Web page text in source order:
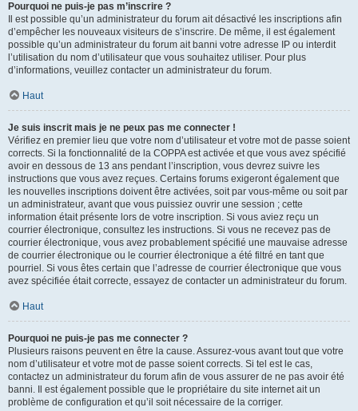
Pourquoi ne puis-je pas m’inscrire ?
Il est possible qu’un administrateur du forum ait désactivé les inscriptions afin
d’empêcher les nouveaux visiteurs de s’inscrire. De même, il est également
possible qu’un administrateur du forum ait banni votre adresse IP ou interdit
l’utilisation du nom d’utilisateur que vous souhaitez utiliser. Pour plus
d’informations, veuillez contacter un administrateur du forum.
Haut
Je suis inscrit mais je ne peux pas me connecter !
Vérifiez en premier lieu que votre nom d’utilisateur et votre mot de passe soient
corrects. Si la fonctionnalité de la COPPA est activée et que vous avez spécifié
avoir en dessous de 13 ans pendant l’inscription, vous devrez suivre les
instructions que vous avez reçues. Certains forums exigeront également que
les nouvelles inscriptions doivent être activées, soit par vous-même ou soit par
un administrateur, avant que vous puissiez ouvrir une session ; cette
information était présente lors de votre inscription. Si vous aviez reçu un
courrier électronique, consultez les instructions. Si vous ne recevez pas de
courrier électronique, vous avez probablement spécifié une mauvaise adresse
de courrier électronique ou le courrier électronique a été filtré en tant que
pourriel. Si vous êtes certain que l’adresse de courrier électronique que vous
avez spécifiée était correcte, essayez de contacter un administrateur du forum.
Haut
Pourquoi ne puis-je pas me connecter ?
Plusieurs raisons peuvent en être la cause. Assurez-vous avant tout que votre
nom d’utilisateur et votre mot de passe soient corrects. Si tel est le cas,
contactez un administrateur du forum afin de vous assurer de ne pas avoir été
banni. Il est également possible que le propriétaire du site internet ait un
problème de configuration et qu’il soit nécessaire de la corriger.